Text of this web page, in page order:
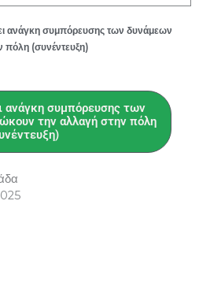
ανάγκη συμπόρευσης των δυνάμεων
πόλη (συνέντευξη)
ανάγκη συμπόρευσης των
την αλλαγή στην πόλη